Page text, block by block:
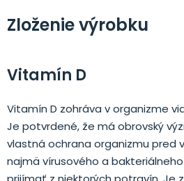
Zloženie výrobku
Vitamín D
Vitamín D zohráva v organizme
Je potvrdené, že má obrovský
vlastná ochrana organizmu pred
najmä vírusového a